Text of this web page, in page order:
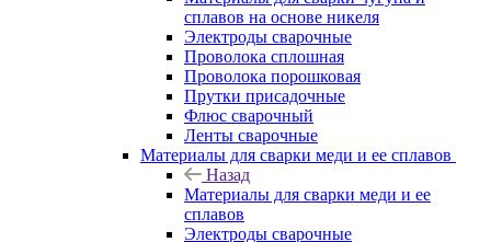
сплавов на основе никеля
Электроды сварочные
Проволока сплошная
Проволока порошковая
Прутки присадочные
Флюс сварочный
Ленты сварочные
Материалы для сварки меди и ее сплавов
Назад
Материалы для сварки меди и ее
сплавов
Электроды сварочные